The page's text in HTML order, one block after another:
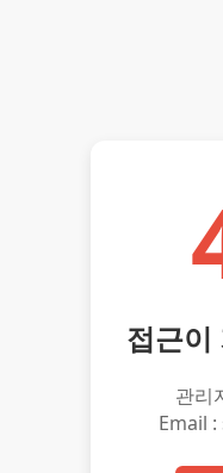
접근이
관리
Email